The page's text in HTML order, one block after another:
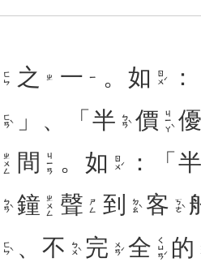
ㄈㄣ 之 ㄓ 一 ㄧ 。 如 ㄖㄨˊ
ㄈㄢˋ 」、「 半 ㄅㄢˋ 價 ㄐㄧㄚˋ 優
ㄓㄨㄥ 間 ㄐㄧㄢ 。 如 ㄖㄨˊ ：「 半
ㄅㄢˋ 鐘 ㄓㄨㄥ 聲 ㄕㄥ 到 ㄉㄠˋ 客 ㄎㄜˋ
ㄈㄣˋ 、 不 ㄅㄨˋ 完 ㄨㄢˊ 全 ㄑㄩㄢˊ 的